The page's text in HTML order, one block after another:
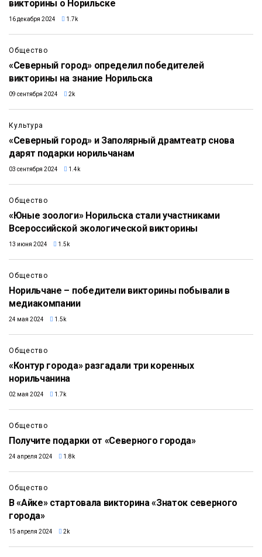
викторины о Норильске
16 декабря 2024 1.7k
Общество
«Северный город» определил победителей
викторины на знание Норильска
09 сентября 2024 2k
Культура
«Северный город» и Заполярный драмтеатр снова
дарят подарки норильчанам
03 сентября 2024 1.4k
Общество
«Юные зоологи» Норильска стали участниками
Всероссийской экологической викторины
13 июня 2024 1.5k
Общество
Норильчане – победители викторины побывали в
медиакомпании
24 мая 2024 1.5k
Общество
«Контур города» разгадали три коренных
норильчанина
02 мая 2024 1.7k
Общество
Получите подарки от «Северного города»
24 апреля 2024 1.8k
Общество
В «Айке» стартовала викторина «Знаток северного
города»
15 апреля 2024 2k